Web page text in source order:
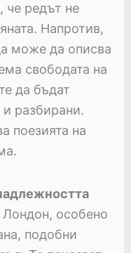
че редът не
Напротив,
може да описва
свободата на
да бъдат
и разбирани.
поезията на
Лондон, особено
подобни